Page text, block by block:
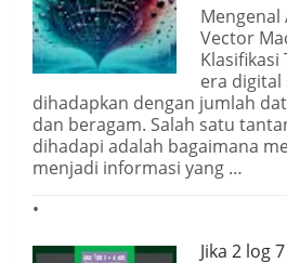
Vector
Klasifikasi
era digital
dihadapkan dengan jumlah
dan beragam. Salah satu
dihadapi adalah bagaimana
menjadi informasi yang …
Jika 2 log